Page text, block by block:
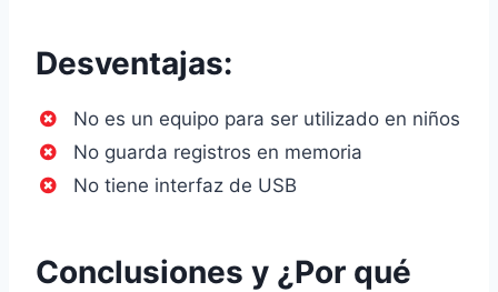
Desventajas:
No es un equipo para ser utilizado en niños
No guarda registros en memoria
No tiene interfaz de USB
Conclusiones y ¿Por qué